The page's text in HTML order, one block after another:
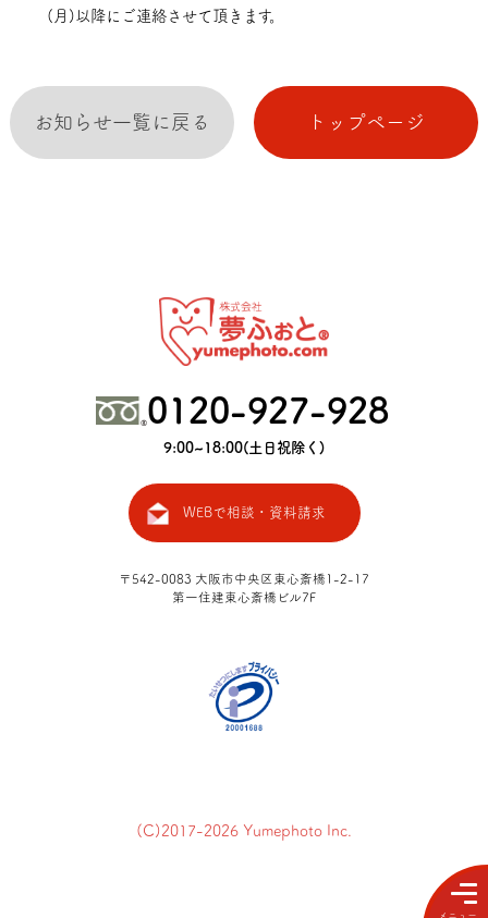
メニュー
(月)以降にご連絡させて頂きます。
お知らせ一覧に戻る トップページ
0120-927-928
9:00~18:00(土日祝除く)
WEBで相談・資料請求
〒542-0083 大阪市中央区東心斎橋 1-2-17
第一住建東心斎橋ビル7F
(C)2017-2026 Yumephoto Inc.